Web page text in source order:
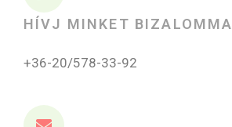
HÍVJ MINKET
+36-20/578-33-92